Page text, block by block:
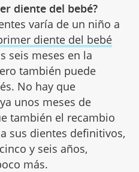
diente del bebé?
varía de un niño a
diente del bebé
seis meses en la
también puede
No hay que
unos meses de
también el recambio
sus dientes definitivos,
y seis años,
más.